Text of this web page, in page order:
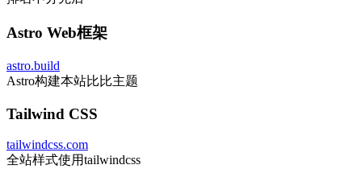
Astro Web框架
astro.build
Astro构建本站比比主题
Tailwind CSS
tailwindcss.com
全站样式使用tailwindcss